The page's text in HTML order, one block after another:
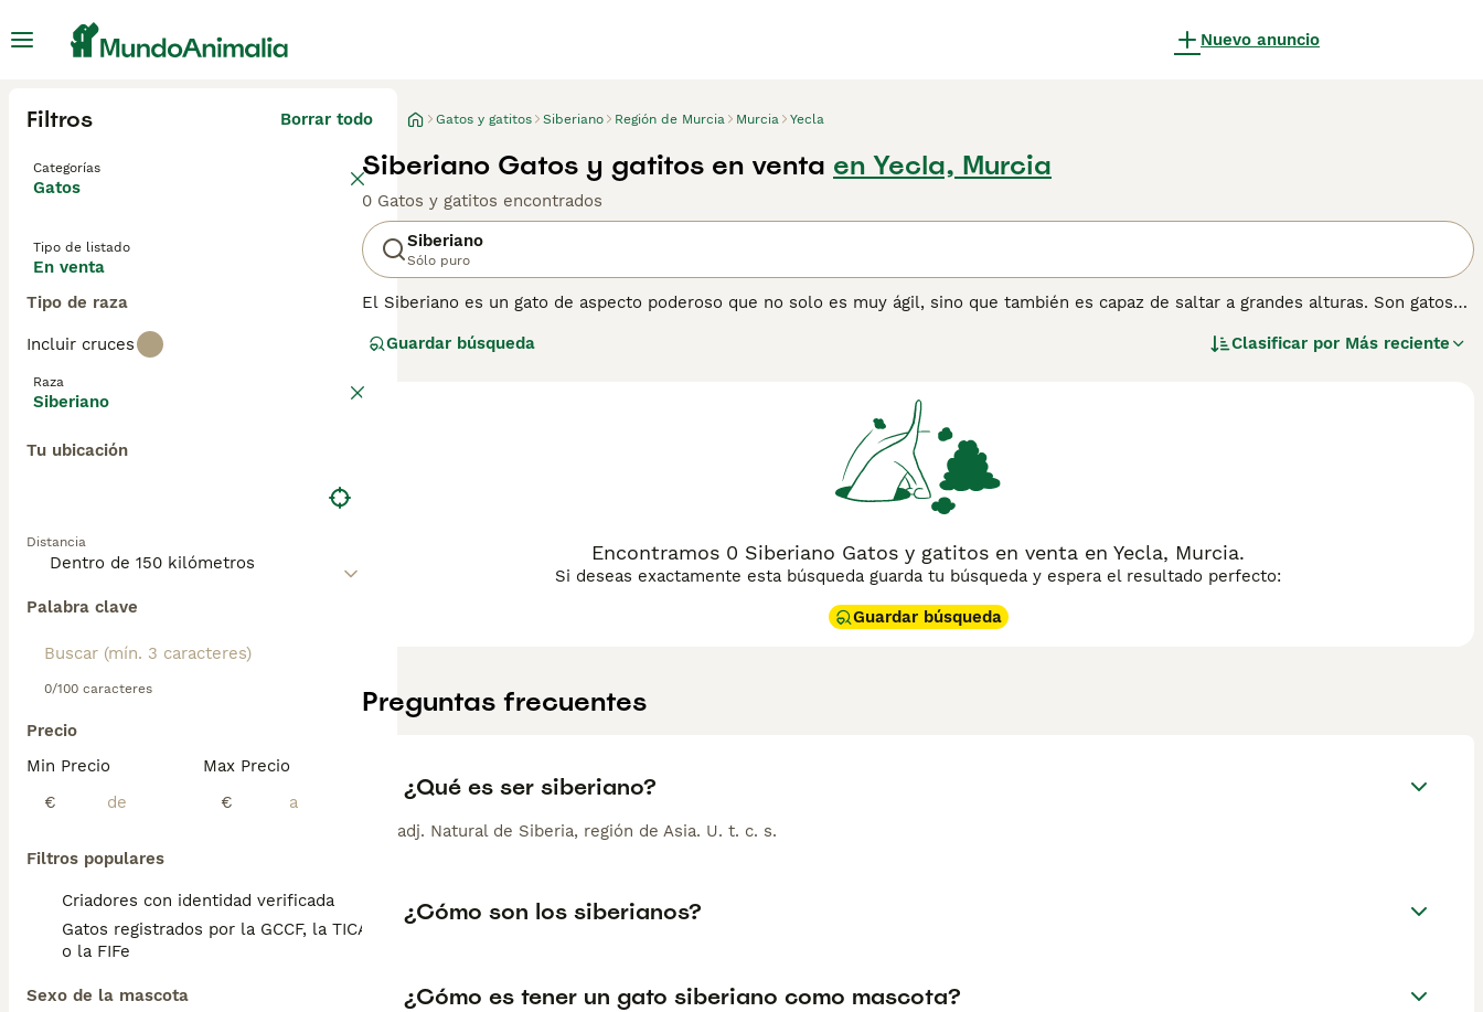
Nuevo anuncio
Filtros Borrar todo
Categorías
Gatos
Tipo de listado
En venta
Tipo de raza
Incluir cruces
Raza
Siberiano
Tu ubicación
Distancia
Palabra clave
0/100 caracteres
Precio
Min Precio
€
Max Precio
€
Filtros populares
Criadores con identidad verificada
Gatos registrados por la GCCF, la TICA
o la FIFe
Sexo de la mascota
Gatos y gatitos Siberiano Región de Murcia Murcia Yecla
Siberiano Gatos y gatitos en venta en Yecla, Murcia
0 Gatos y gatitos encontrados
Siberiano
Sólo puro
El Siberiano es un gato de aspecto poderoso que no solo es muy ágil, sino que también es capaz de saltar a grandes alturas. Son gatos
lujosos y son de personalidades encantadoras, que combinan con su buena apariencia. Desde que llegaron a España, se han abierto
Siberiano es un gato gentil, juguetón y cariñoso con un ronroneo impresionante.
para obtener información sobre esta raza de gato.
Guardar búsqueda Clasificar por Más reciente
Encontramos 0 Siberiano Gatos y gatitos en venta en Yecla, Murcia.
Si deseas exactamente esta búsqueda guarda tu búsqueda y espera el resultado perfecto:
Guardar búsqueda
Preguntas frecuentes
¿Qué es ser siberiano?
adj. Natural de Siberia, región de Asia. U. t. c. s.
¿Cómo son los siberianos?
¿Cómo es tener un gato siberiano como mascota?